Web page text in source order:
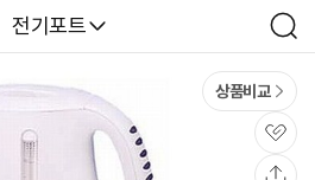
다나와
전기포트
검
색
상품비교
관